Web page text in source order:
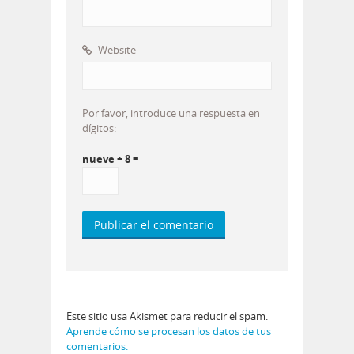
Website
Por favor, introduce una respuesta en
dígitos:
nueve + 8 =
Este sitio usa Akismet para reducir el spam.
Aprende cómo se procesan los datos de tus
comentarios.